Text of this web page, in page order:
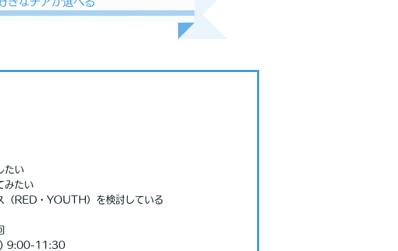
たい
みたい
（RED・YOUTH）を検討している
9:00-11:30